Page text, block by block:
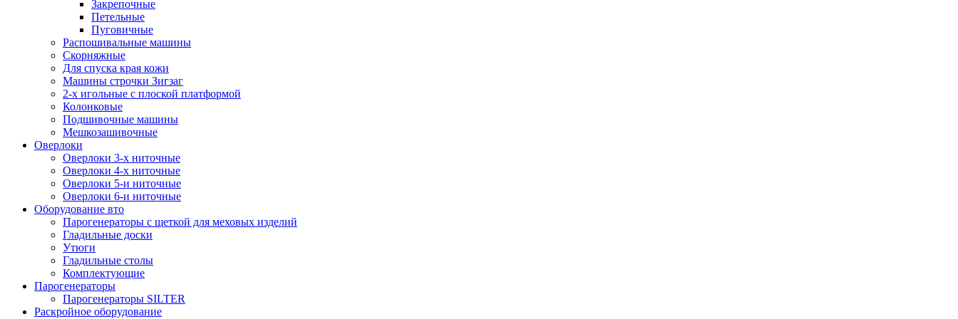
Закрепочные
Петельные
Пуговичные
Распошивальные машины
Скорняжные
Для спуска края кожи
Машины строчки Зигзаг
2-х игольные с плоской платформой
Колонковые
Подшивочные машины
Мешкозашивочные
Оверлоки
Оверлоки 3-х ниточные
Оверлоки 4-х ниточные
Оверлоки 5-и ниточные
Оверлоки 6-и ниточные
Оборудование вто
Парогенераторы с щеткой для меховых изделий
Гладильные доски
Утюги
Гладильные столы
Комплектующие
Парогенераторы
Парогенераторы SILTER
Раскройное оборудование